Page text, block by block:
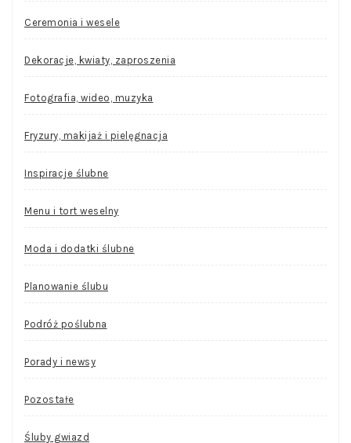
Ceremonia i wesele
Dekoracje, kwiaty, zaproszenia
Fotografia, wideo, muzyka
Fryzury, makijaż i pielęgnacja
Inspiracje ślubne
Menu i tort weselny
Moda i dodatki ślubne
Planowanie ślubu
Podróż poślubna
Porady i newsy
Pozostałe
Śluby gwiazd